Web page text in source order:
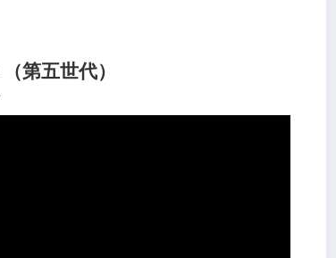
（第五世代）